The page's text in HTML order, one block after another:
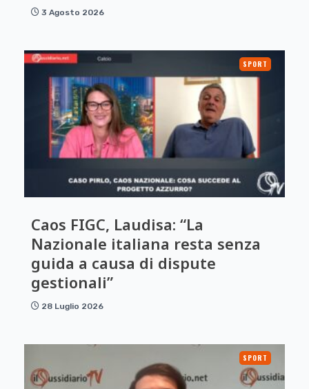
3 Agosto 2026
SPORT
Caos FIGC, Laudisa: “La
Nazionale italiana resta senza
guida a causa di dispute
gestionali”
28 Luglio 2026
SPORT